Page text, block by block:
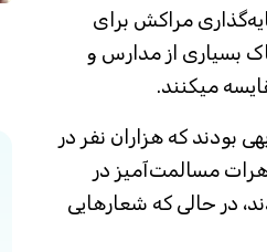
مراکش برای
وضعیت اسفناک بسیاری از مدارس و
میکنند.
که هزاران نفر در
مسالمت‌آمیز در
در حالی که شعارهایی